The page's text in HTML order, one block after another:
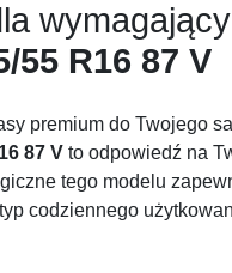
55 R16 87 V
premium do Twojego
87 V to odpowiedź na
tego modelu
codziennego